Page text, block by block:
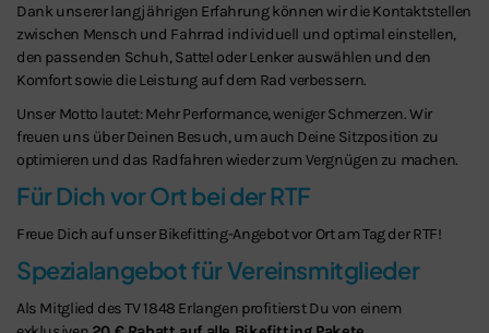
Dank unserer langjährigen Erfahrung können wir die Kontaktstellen
zwischen Mensch und Fahrrad individuell und optimal einstellen,
den passenden Schuh, Sattel oder Lenker auswählen und den
Komfort sowie die Leistung auf dem Rad verbessern.
Unser Motto lautet: Mehr Performance, weniger Schmerzen. Wir
freuen uns über Deinen Besuch, um auch Deine Sitzposition zu
optimieren und das Radfahren wieder zum Vergnügen zu machen.
Für Dich vor Ort bei der RTF
Freue Dich auf unser Bikefitting-Angebot vor Ort am Tag der RTF!
Spezialangebot für Vereinsmitglieder
Als Mitglied des TV 1848 Erlangen profitierst Du von einem